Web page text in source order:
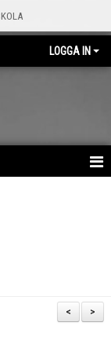
LOGGA IN
>
<